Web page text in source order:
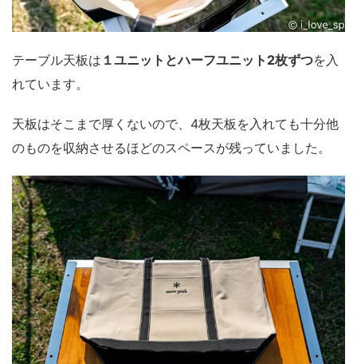
テーブル天板は １ユニットとハーフユニット2枚ずつを入
れています。
天板はそこまで厚くないので、 4枚天板を入れても十分他
のものを収納させるほどのスペースが残っていました。